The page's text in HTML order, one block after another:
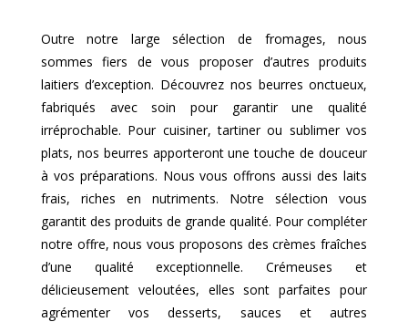
Outre notre large sélection de fromages, nous
sommes fiers de vous proposer d’autres produits
laitiers d’exception. Découvrez nos beurres onctueux,
fabriqués avec soin pour garantir une qualité
irréprochable. Pour cuisiner, tartiner ou sublimer vos
plats, nos beurres apporteront une touche de douceur
à vos préparations. Nous vous offrons aussi des laits
frais, riches en nutriments. Notre sélection vous
garantit des produits de grande qualité. Pour compléter
notre offre, nous vous proposons des crèmes fraîches
d’une qualité exceptionnelle. Crémeuses et
délicieusement veloutées, elles sont parfaites pour
agrémenter vos desserts, sauces et autres